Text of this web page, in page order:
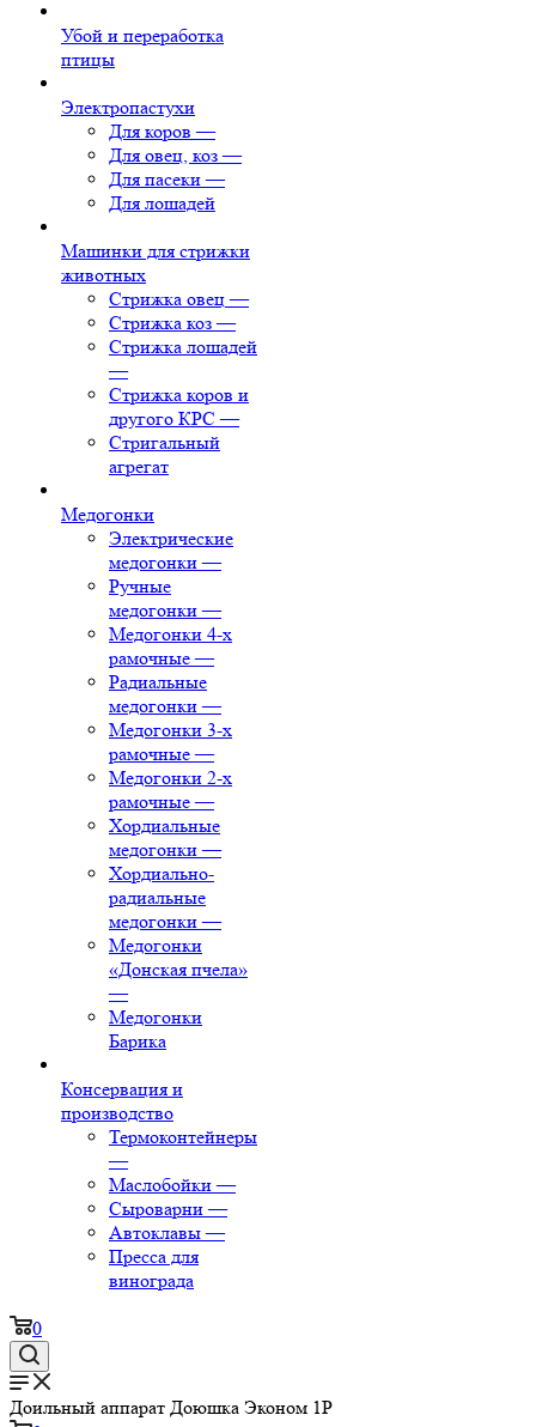
Убой и переработка
птицы
Электропастухи
Для коров —
Для овец, коз —
Для пасеки —
Для лошадей
Машинки для стрижки
животных
Стрижка овец —
Стрижка коз —
Стрижка лошадей
—
Стрижка коров и
другого КРС —
Стригальный
агрегат
Медогонки
Электрические
медогонки —
Ручные
медогонки —
Медогонки 4-х
рамочные —
Радиальные
медогонки —
Медогонки 3-х
рамочные —
Медогонки 2-х
рамочные —
Хордиальные
медогонки —
Хордиально-
радиальные
медогонки —
Медогонки
«Донская пчела»
—
Медогонки
Барика
Консервация и
производство
Термоконтейнеры
—
Маслобойки —
Сыроварни —
Автоклавы —
Пресса для
винограда
0
Доильный аппарат Доюшка Эконом 1Р